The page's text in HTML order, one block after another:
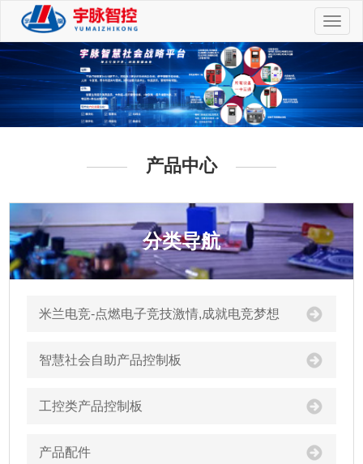
切
换
航
产品中心
分类导航
米兰电竞-点燃电子竞技激情,成就电竞梦想
智慧社会自助产品控制板
工控类产品控制板
产品配件